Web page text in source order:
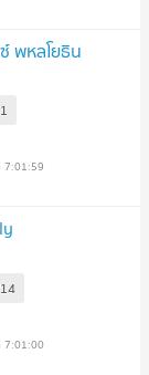
พหลโยธิน
1
14